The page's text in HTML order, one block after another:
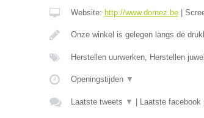
Website: http://www.dornez.be|
Onze winkel is gelegen langs de
Herstellen uurwerken, Herstellen
Openingstijden ▼
Laatste tweets ▼ Laatste facebook